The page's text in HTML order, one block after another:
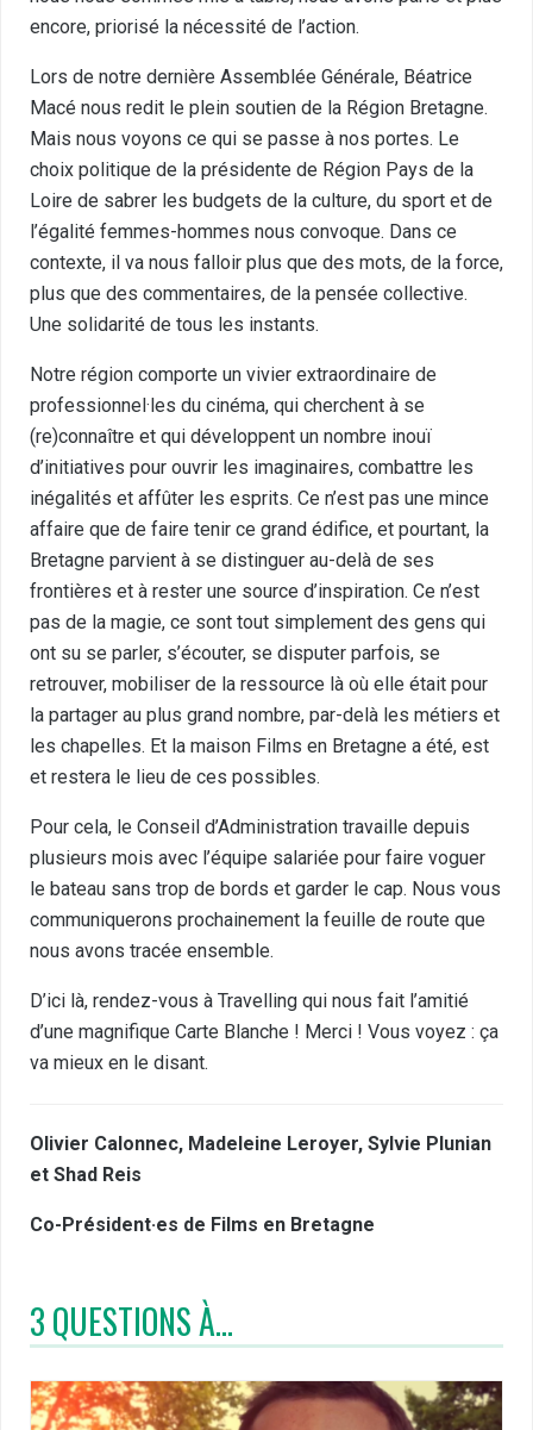
encore, priorisé la nécessité de l’action.
Lors de notre dernière Assemblée Générale, Béatrice
Macé nous redit le plein soutien de la Région Bretagne.
Mais nous voyons ce qui se passe à nos portes. Le
choix politique de la présidente de Région Pays de la
Loire de sabrer les budgets de la culture, du sport et de
l’égalité femmes-hommes nous convoque. Dans ce
contexte, il va nous falloir plus que des mots, de la force,
plus que des commentaires, de la pensée collective.
Une solidarité de tous les instants.
Notre région comporte un vivier extraordinaire de
professionnel·les du cinéma, qui cherchent à se
(re)connaître et qui développent un nombre inouï
d’initiatives pour ouvrir les imaginaires, combattre les
inégalités et affûter les esprits. Ce n’est pas une mince
affaire que de faire tenir ce grand édifice, et pourtant, la
Bretagne parvient à se distinguer au-delà de ses
frontières et à rester une source d’inspiration. Ce n’est
pas de la magie, ce sont tout simplement des gens qui
ont su se parler, s’écouter, se disputer parfois, se
retrouver, mobiliser de la ressource là où elle était pour
la partager au plus grand nombre, par-delà les métiers et
les chapelles. Et la maison Films en Bretagne a été, est
et restera le lieu de ces possibles.
Pour cela, le Conseil d’Administration travaille depuis
plusieurs mois avec l’équipe salariée pour faire voguer
le bateau sans trop de bords et garder le cap. Nous vous
communiquerons prochainement la feuille de route que
nous avons tracée ensemble.
D’ici là, rendez-vous à Travelling qui nous fait l’amitié
d’une magnifique Carte Blanche ! Merci ! Vous voyez : ça
va mieux en le disant.
Olivier Calonnec, Madeleine Leroyer, Sylvie Plunian
et Shad Reis
Co-Président·es de Films en Bretagne
3 QUESTIONS À…